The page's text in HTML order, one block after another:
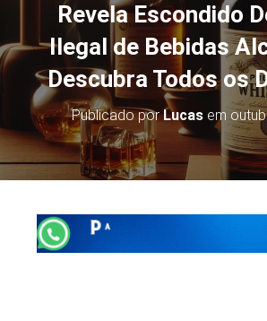
Revela Escondido
Ilegal de Bebidas
Descubra Todos os
Publicado porLucas em